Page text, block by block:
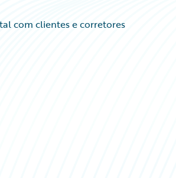
com clientes e corretores